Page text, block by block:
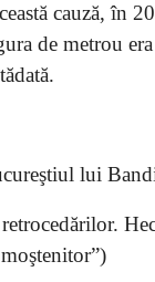
cauză, în
de metrou
lui